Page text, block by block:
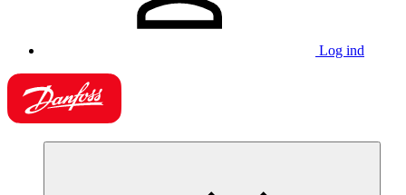
Log ind